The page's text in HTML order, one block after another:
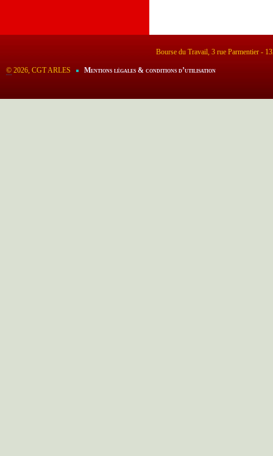
Bourse du Travail, 3 rue Parmentier -
© 2026, CGT ARLES Mentions légales & conditions d’utilisation